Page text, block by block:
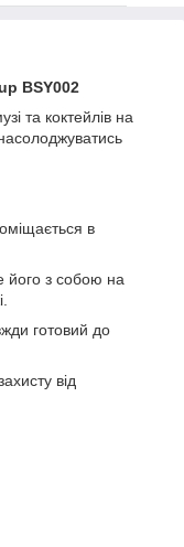
BSY002
та коктейлів на
в
його з собою на
готовий до
від